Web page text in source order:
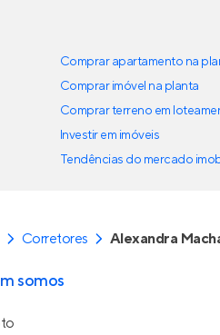
Comprar apartamento na
Comprar imóvel na planta
Comprar terreno em
Investir em imóveis
Tendências do mercado
Corretores Alexandra
somos